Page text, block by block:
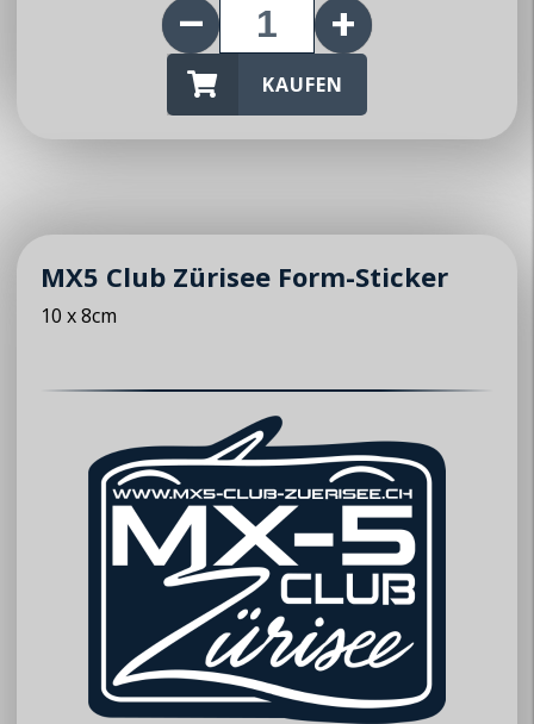
KAUFEN
MX5 Club Zürisee Form-Sticker
10 x 8cm
Mitglied werden
Wer dem MX5 Club Zürisee beitreten
möchte, kann uns gerne kontaktieren.
Wir nehmen dann umgehend Kontakt auf
und geben gerne weitere Auskünfte.
© 2026 MX5 Club Zürisee